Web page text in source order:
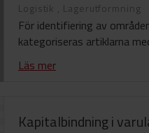
Logistik , Lagerutformning
För identifiering av
kategoriseras artiklarna
Läs mer
Kapitalbindning i